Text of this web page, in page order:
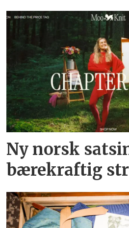
Ny norsk
bære­­­kraftig